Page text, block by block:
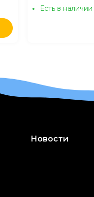
Есть в наличии
Новости